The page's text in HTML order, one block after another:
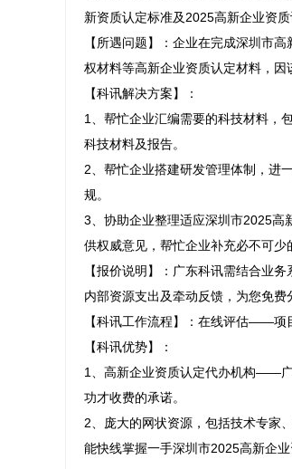
新资质认定标准及2025高新企业资
【所遇问题】：企业在完成深圳市
权材料等高新企业资质认定材料，因
【科讯解决方案】：
1、帮忙企业汇编需要的科技材料，
科技材料及报告。
2、帮忙企业搭建研发管理体制，进
规。
3、协助企业整理适应深圳市2025高
供权威意见，帮忙企业补充必不可少
【报价说明】：广东科讯需结合业
内部资源支出及牵动反馈，为您免费
【科讯工作流程】：在线评估
【科讯优势】：
1、高新企业资质认定代办机构——
功才收费的承诺。
2、庞大的网状资源，包括技术专家
能快线掌握一手深圳市2025高新企